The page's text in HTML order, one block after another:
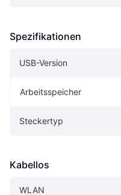
Spezifikationen
USB-Version
Arbeitsspeicher
Steckertyp
Kabellos
WLAN